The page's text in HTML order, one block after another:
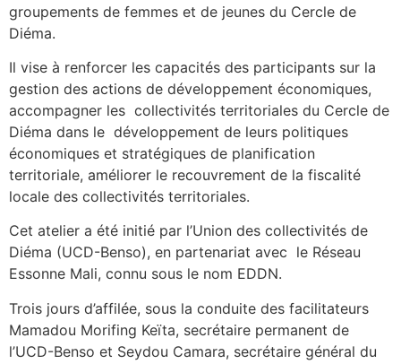
groupements de femmes et de jeunes du Cercle de
Diéma.
Il vise à renforcer les capacités des participants sur la
gestion des actions de développement économiques,
accompagner les collectivités territoriales du Cercle de
Diéma dans le développement de leurs politiques
économiques et stratégiques de planification
territoriale, améliorer le recouvrement de la fiscalité
locale des collectivités territoriales.
Cet atelier a été initié par l’Union des collectivités de
Diéma (UCD-Benso), en partenariat avec le Réseau
Essonne Mali, connu sous le nom EDDN.
Trois jours d’affilée, sous la conduite des facilitateurs
Mamadou Morifing Keïta, secrétaire permanent de
l’UCD-Benso et Seydou Camara, secrétaire général du